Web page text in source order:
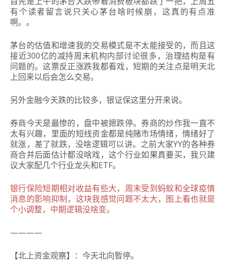
有个读者留言说只关心茅台啥时候崩，这真的有点准
啊。。
茅台的估值和增速我的交易模式是不太能接受的，而且这
接近300亿的减持周末机构内部讨论很多，治理结构是有
问题的。这票反正涨跌我都看戏，短期的关注点是明天北
上回来以后会怎么交易。
另外金融今天跌的比较多，银证保这里分开来说。
券商今天是最惨的，盘中被摁跌停。券商的炒作我一直不
太有兴趣，里面的短线资金都是纯赌市场情绪，情绪好了
就涨，差了就跌，没啥逻辑可以讲。之前大家YY的各种券
商合并后面估计都没啥戏，这个行业如果真要买，我只建
议大家配几个行业龙头和ETF。
银行保险短期相对收益有些大，周末受到蚂蚁和全球疫情
消息的影响抑制，这块我感觉问题不太大，图上看也就是
个小调整，中期逻辑没啥变。
————
【北上资金观察】：今天北向暂停。